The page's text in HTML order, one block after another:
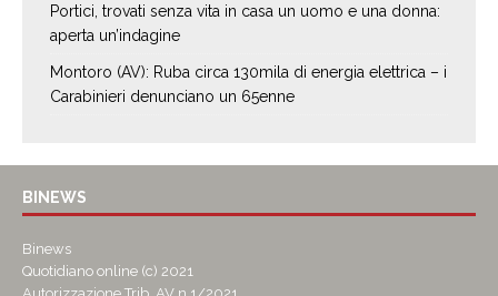
Portici, trovati senza vita in casa un uomo e una donna:
aperta un’indagine
Montoro (AV): Ruba circa 130mila di energia elettrica – i
Carabinieri denunciano un 65enne
BINEWS
Binews
Quotidiano online (c) 2021